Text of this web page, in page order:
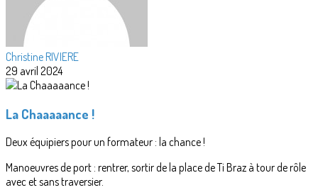
Christine RIVIERE
29 avril 2024
La Chaaaaance !
Deux équipiers pour un formateur : la chance !
Manoeuvres de port : rentrer, sortir de la place de Ti Braz à tour de rôle
avec et sans traversier.